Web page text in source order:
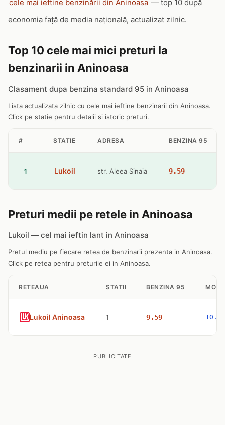
cele mai ieftine benzinării din Aninoasa — top 10 după
economia față de media națională, actualizat zilnic.
Top 10 cele mai mici preturi la
benzinarii in Aninoasa
Clasament dupa benzina standard 95 in Aninoasa
Lista actualizata zilnic cu cele mai ieftine benzinarii din Aninoasa.
Click pe statie pentru detalii si istoric preturi.
# STATIE ADRESA BENZINA 95
1 Lukoil str. Aleea Sinaia 9.59
Preturi medii pe retele in Aninoasa
Lukoil — cel mai ieftin lant in Aninoasa
Pretul mediu pe fiecare retea de benzinarii prezenta in Aninoasa.
Click pe retea pentru preturile ei in Aninoasa.
RETEAUA STATII BENZINA 95
Lukoil Aninoasa 1 9.59 10.98
PUBLICITATE